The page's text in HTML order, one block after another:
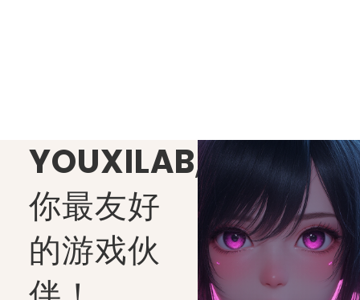
YOUXILAB,
你最友好
的游戏伙